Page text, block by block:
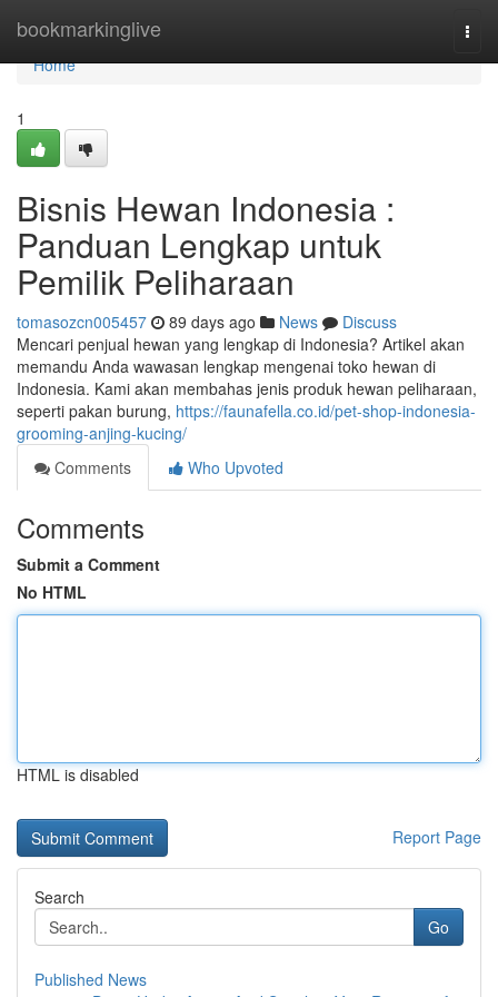
bookmarkinglive
Home
Home
1
Bisnis Hewan Indonesia :
Panduan Lengkap untuk
Pemilik Peliharaan
tomasozcn005457 89 days ago News
Discuss
Mencari penjual hewan yang lengkap di Indonesia? Artikel akan
memandu Anda wawasan lengkap mengenai toko hewan di
Indonesia. Kami akan membahas jenis produk hewan peliharaan,
seperti pakan burung, https://faunafella.co.id/pet-shop-indonesia-
grooming-anjing-kucing/
Comments
Who Upvoted
Comments
Submit a Comment
No HTML
HTML is disabled
Report Page
Search
Go
Published News